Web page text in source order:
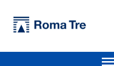
Prof.ssa ORNELLA RICCI - Università Roma Tre